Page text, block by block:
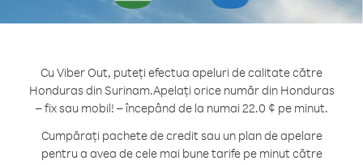
Cu Viber Out, puteți efectua apeluri de calitate către
Honduras din Surinam.Apelați orice număr din Honduras
– fix sau mobil! – începând de la numai 22.0 ¢ pe minut.
Cumpărați pachete de credit sau un plan de apelare
pentru a avea de cele mai bune tarife pe minut către